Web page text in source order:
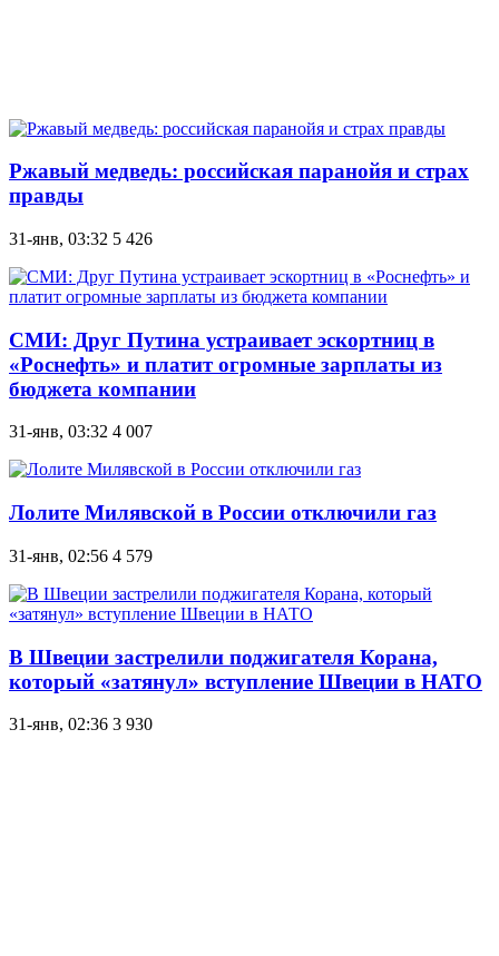
Ржавый медведь: российская паранойя и страх
правды
31-янв, 03:32 5 426
СМИ: Друг Путина устраивает эскортниц в
«Роснефть» и платит огромные зарплаты из
бюджета компании
31-янв, 03:32 4 007
Лолите Милявской в ​​России отключили газ
31-янв, 02:56 4 579
В Швеции застрелили поджигателя Корана,
который «затянул» вступление Швеции в НАТО
31-янв, 02:36 3 930